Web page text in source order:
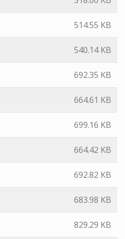
514.55 KB
540.14 KB
692.35 KB
664.61 KB
699.16 KB
664.42 KB
692.82 KB
683.98 KB
829.29 KB